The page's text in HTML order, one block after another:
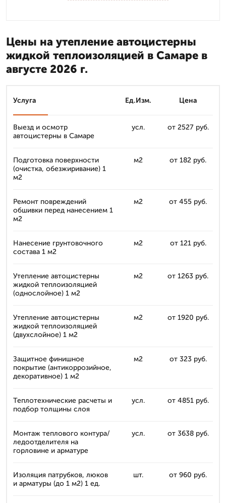
Цены на утепление автоцистерны
жидкой теплоизоляцией в Самаре в
августе 2026 г.
Услуга Ед.Изм. Цена
Выезд и осмотр
автоцистерны в Самаре
усл. от 2527 руб.
Подготовка поверхности
(очистка, обезжиривание) 1
м2
м2 от 182 руб.
Ремонт повреждений
обшивки перед нанесением 1
м2
м2 от 455 руб.
Нанесение грунтовочного
состава 1 м2
м2 от 121 руб.
Утепление автоцистерны
жидкой теплоизоляцией
(однослойное) 1 м2
м2 от 1263 руб.
Утепление автоцистерны
жидкой теплоизоляцией
(двухслойное) 1 м2
м2 от 1920 руб.
Защитное финишное
покрытие (антикоррозийное,
декоративное) 1 м2
м2 от 323 руб.
Теплотехнические расчеты и
подбор толщины слоя
усл. от 4851 руб.
Монтаж теплового контура/
ледоотделителя на
горловине и арматуре
усл. от 3638 руб.
Изоляция патрубков, люков
и арматуры (до 1 м2) 1 ед.
шт. от 960 руб.